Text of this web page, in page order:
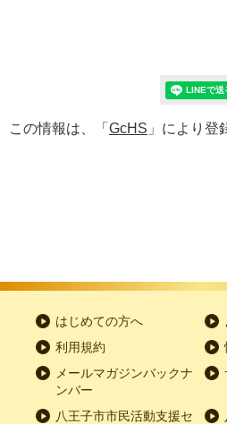
この情報は、「 GcHS 」により登
はじめての方へ
利用規約
メールマガジンバックナ
ンバー
八王子市市民活動支援セ